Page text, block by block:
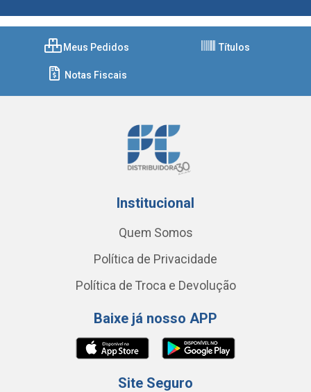
Meus Pedidos Títulos
Notas Fiscais
Institucional
Quem Somos
Política de Privacidade
Política de Troca e Devolução
Baixe já nosso APP
Site Seguro